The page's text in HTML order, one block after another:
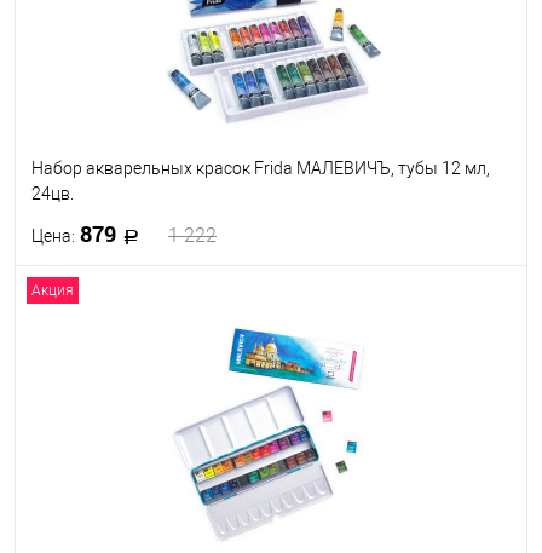
Набор акварельных красок Frida МАЛЕВИЧЪ, тубы 12 мл,
24цв.
Цена: 879 1 222
В наличии
Акция